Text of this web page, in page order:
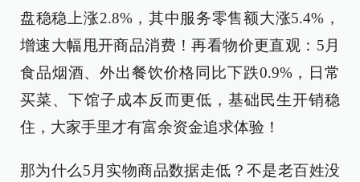
盘稳稳上涨2.8%，其中服务零售额大涨5.4%，
增速大幅甩开商品消费！再看物价更直观：5月
食品烟酒、外出餐饮价格同比下跌0.9%，日常
买菜、下馆子成本反而更低，基础民生开销稳
住，大家手里才有富余资金追求体验！
那为什么5月实物商品数据走低？不是老百姓没